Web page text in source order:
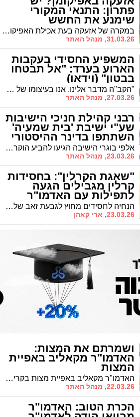
פתרון: התנאי המקורי
שימנע את החשש
במקרה של אזעקה בעת אכילת האפיקומן מתעוררת בעיה הלכתית. בדרשת שבת הגדול שנמסרה ב'פני מנחם' העלה הגרמ"מ פרום פתרון מקורי שזכה לברכתם של מורי הוראה
31.03.26, מנהל האתר
המשפיע החסידי בעקבות
הארוע בערד: "אל תבטחו
בבטון" (וידאו)
"הקב"ה מדבר אלינו, אנו בעיצומו של שיעור כללי", וצריך להקשיב", מסר מיוחד מהמשפיע הגרא"מ אלתר שליט"א בנוגע לחובת ההתמגנות
27.03.26, מנהל האתר
רבני קהילת חניכי הישיבות
שע"י ישיבת 'בית שמעיה'
השתתפו בדינר ההיסטורי
"עמו אנוכי" אלפי בוגרי הישיבה הגיעו להביע הוקרה לבית בו גדלו בכנס מפואר שנערך ב'די סיטי'
23.03.26, מנהל האתר
"שאגת הקרלין": בחסידות
קרלין מגבילים הגעה
לתפילות עם האדמו"ר
הנחיה לחסידים מחוץ לגבעת זאב שלא להגיע לחצר הקודש • בשמחות – השתתפות מצומצמת לבני המשפחה בלבד
23.03.26, ארי קאהן
ושמרתם את המצות:
האדמו"ר מקאליב באפיית
המצות
האדמו"ר מקאליב באפיית מצות בקרית צאנז שבנתניה
22.03.26, מנהל האתר
הכרת הטוב: האדמו"ר